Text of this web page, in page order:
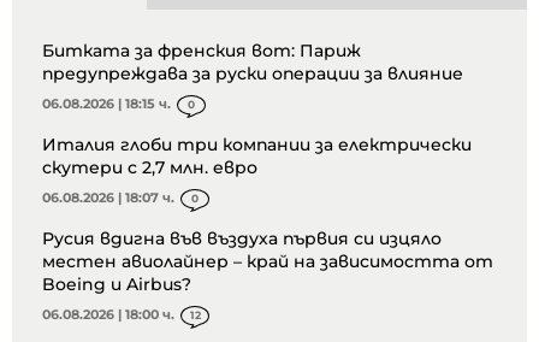
Битката за френския вот: Париж
предупреждава за руски операции за влияние
06.08.2026 | 18:15 ч. 0
Италия глоби три компании за електрически
скутери с 2,7 млн. евро
06.08.2026 | 18:07 ч. 0
Русия вдигна във въздуха първия си изцяло
местен авиолайнер – край на зависимостта от
Boeing и Airbus?
06.08.2026 | 18:00 ч. 12